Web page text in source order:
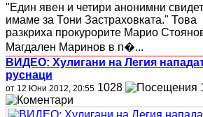
"Един явен и четири анонимни
имаме за Тони Застраховката." Това
разкриха прокурорите Марио
Магдален Маринов в п�...
ВИДЕО: Хулигани на Легия
руснаци
от 12 Юни 2012, 20:55 1028